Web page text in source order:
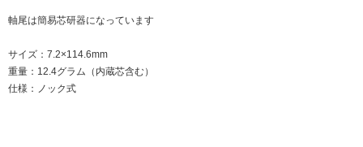
軸尾は簡易芯研器になっています
サイズ：7.2×114.6mm
重量：12.4グラム（内蔵芯含む）
仕様：ノック式